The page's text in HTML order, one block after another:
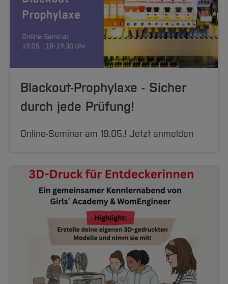
Blackout-Prophylaxe - Sicher
durch jede Prüfung!
Online-Seminar am 19.05.! Jetzt anmelden